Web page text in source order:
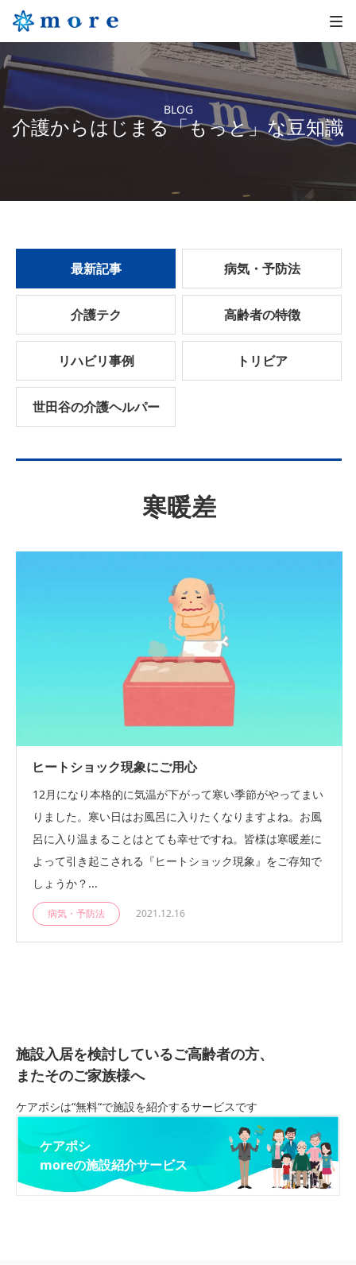
BLOG
介護からはじまる「もっと」な豆知識
最新記事 病気・予防法
介護テク 高齢者の特徴
リハビリ事例 トリビア
世田谷の介護ヘルパー
寒暖差
ヒートショック現象にご用心
12月になり本格的に気温が下がって寒い季節がやってまい
りました。寒い日はお風呂に入りたくなりますよね。お風
呂に入り温まることはとても幸せですね。皆様は寒暖差に
よって引き起こされる『ヒートショック現象』をご存知で
しょうか？...
病気・予防法 2021.12.16
施設入居を検討しているご高齢者の方、
またそのご家族様へ
ケアポシは“無料“で施設を紹介するサービスです
ケアポシ
moreの施設紹介サービス